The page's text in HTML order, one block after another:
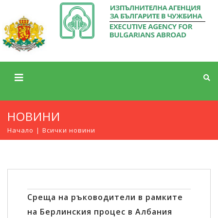
НОВИНИ
Начало Всички новини
Среща на ръководители в рамките
на Берлинския процес в Албания